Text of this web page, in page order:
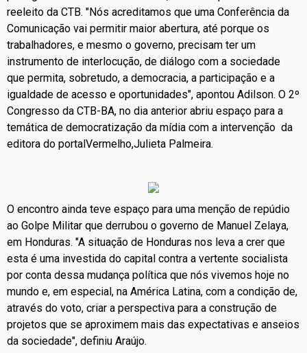
reeleito da CTB. "Nós acreditamos que uma Conferência da
Comunicação vai permitir maior abertura, até porque os
trabalhadores, e mesmo o governo, precisam ter um
instrumento de interlocução, de diálogo com a sociedade
que permita, sobretudo, a democracia, a participação e a
igualdade de acesso e oportunidades", apontou Adilson. O 2º
Congresso da CTB-BA, no dia anterior abriu espaço para a
temática de democratização da mídia com a intervenção da
editora do portalVermelho,Julieta Palmeira.
O encontro ainda teve espaço para uma menção de repúdio
ao Golpe Militar que derrubou o governo de Manuel Zelaya,
em Honduras. "A situação de Honduras nos leva a crer que
esta é uma investida do capital contra a vertente socialista
por conta dessa mudança política que nós vivemos hoje no
mundo e, em especial, na América Latina, com a condição de,
através do voto, criar a perspectiva para a construção de
projetos que se aproximem mais das expectativas e anseios
da sociedade", definiu Araújo.